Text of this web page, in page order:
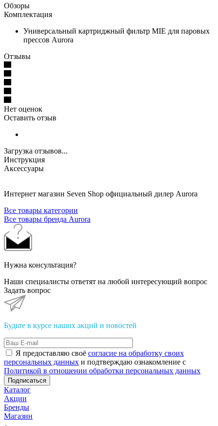
Обзоры
Комплектация
Универсальный картриджный фильтр MIE для паровых
прессов Aurora
Отзывы
Нет оценок
Оставить отзыв
Загрузка отзывов...
Инструкция
Аксессуары
Интернет магазин Seven Shop официальный дилер Aurora
Все товары категории
Все товары бренда Aurora
Нужна консультация?
Наши специалисты ответят на любой интересующий вопрос
Задать вопрос
Будьте в курсе наших акций и новостей
Я предоставляю своё согласие на обработку своих
персональных данных и подтверждаю ознакомление с
Политикой в отношении обработки персональных данных
Подписаться
Каталог
Акции
Бренды
Магазин